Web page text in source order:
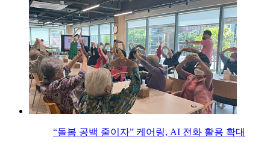
“돌봄 공백 줄이자” 케어링, AI 전화 활용 확대